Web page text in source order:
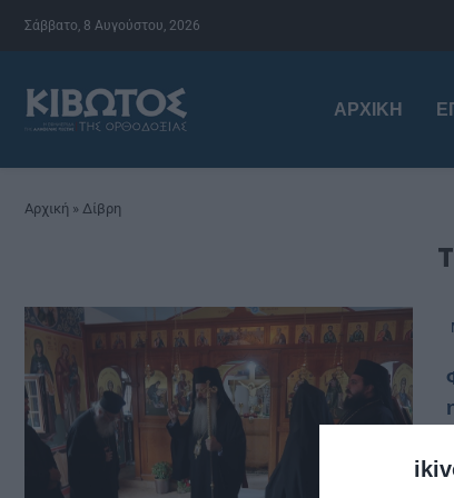
Σάββατο, 8 Αυγούστου, 2026
ΑΡΧΙΚΉ
Αρχική » Δίβρη